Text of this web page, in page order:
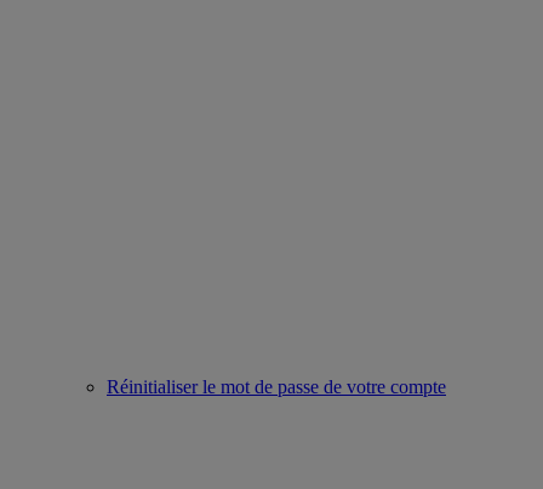
Réinitialiser le mot de passe de votre compte